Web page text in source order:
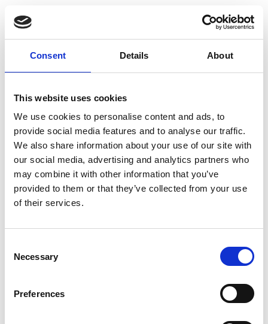
Consent Details About
This website uses cookies
We use cookies to personalise content and ads, to
provide social media features and to analyse our traffic.
We also share information about your use of our site with
our social media, advertising and analytics partners who
may combine it with other information that you’ve
provided to them or that they’ve collected from your use
of their services.
Selection
Necessary
Preferences